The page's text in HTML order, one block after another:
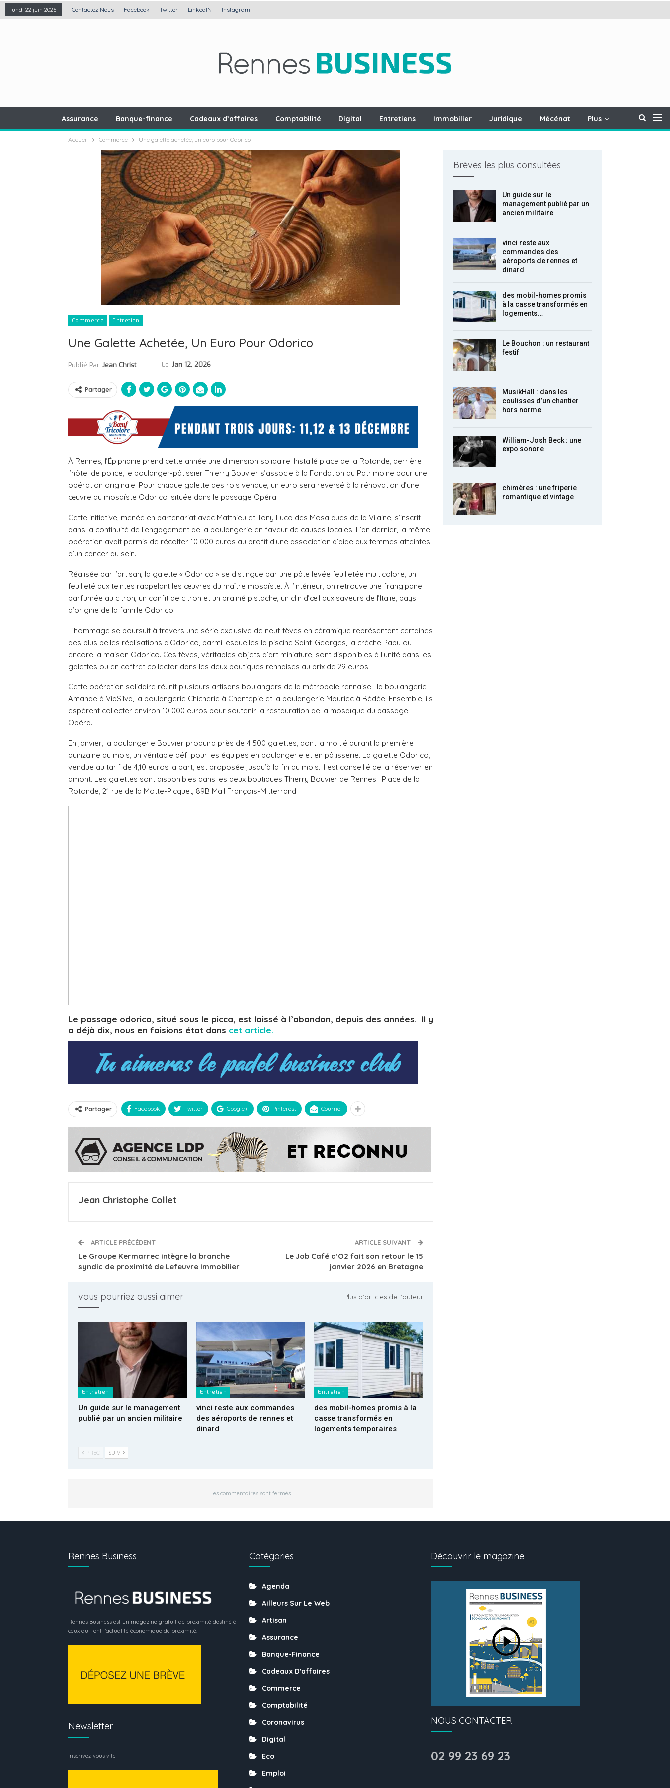
lundi 22 juin 2026 Contactez Nous Facebook Twitter LinkedIN Instagram
Assurance Banque-finance Cadeaux d’affaires Comptabilité Digital Entretiens Immobilier Juridique Mécénat Plus
Accueil Commerce Une galette achetée, un euro pour Odorico
Commerce Entretien
Une Galette Achetée, Un Euro Pour Odorico
Publié Par Jean Christophe Collet Le Jan 12, 2026
Partager
À Rennes, l’Épiphanie prend cette année une dimension solidaire. Installé place de la Rotonde, derrière
l’hôtel de police, le boulanger-pâtissier Thierry Bouvier s’associe à la Fondation du Patrimoine pour une
opération originale. Pour chaque galette des rois vendue, un euro sera reversé à la rénovation d’une
œuvre du mosaïste Odorico, située dans le passage Opéra.
Cette initiative, menée en partenariat avec Matthieu et Tony Luco des Mosaïques de la Vilaine, s’inscrit
dans la continuité de l’engagement de la boulangerie en faveur de causes locales. L’an dernier, la même
opération avait permis de récolter 10 000 euros au profit d’une association d’aide aux femmes atteintes
d’un cancer du sein.
Réalisée par l’artisan, la galette « Odorico » se distingue par une pâte levée feuilletée multicolore, un
feuilleté aux teintes rappelant les œuvres du maître mosaïste. À l’intérieur, on retrouve une frangipane
parfumée au citron, un confit de citron et un praliné pistache, un clin d’œil aux saveurs de l’Italie, pays
d’origine de la famille Odorico.
L’hommage se poursuit à travers une série exclusive de neuf fèves en céramique représentant certaines
des plus belles réalisations d’Odorico, parmi lesquelles la piscine Saint-Georges, la crèche Papu ou
encore la maison Odorico. Ces fèves, véritables objets d’art miniature, sont disponibles à l’unité dans les
galettes ou en coffret collector dans les deux boutiques rennaises au prix de 29 euros.
Cette opération solidaire réunit plusieurs artisans boulangers de la métropole rennaise : la boulangerie
Amande à ViaSilva, la boulangerie Chicherie à Chantepie et la boulangerie Mouriec à Bédée. Ensemble, ils
espèrent collecter environ 10 000 euros pour soutenir la restauration de la mosaïque du passage
Opéra.
En janvier, la boulangerie Bouvier produira près de 4 500 galettes, dont la moitié durant la première
quinzaine du mois, un véritable défi pour les équipes en boulangerie et en pâtisserie. La galette Odorico,
vendue au tarif de 4,10 euros la part, est proposée jusqu’à la fin du mois. Il est conseillé de la réserver en
amont. Les galettes sont disponibles dans les deux boutiques Thierry Bouvier de Rennes : Place de la
Rotonde, 21 rue de la Motte-Picquet, 89B Mail François-Mitterrand.
Le passage odorico, situé sous le picca, est laissé à l’abandon, depuis des années. Il y
a déjà dix, nous en faisions état dans cet article.
Partager Facebook Twitter Google+ Pinterest Courriel
Jean Christophe Collet
ARTICLE PRÉCÉDENT
Le Groupe Kermarrec intègre la branche
syndic de proximité de Lefeuvre Immobilier
ARTICLE SUIVANT
Le Job Café d’O2 fait son retour le 15
janvier 2026 en Bretagne
vous pourriez aussi aimer Plus d'articles de l'auteur
Entretien
Un guide sur le management
publié par un ancien militaire
Entretien
vinci reste aux commandes
des aéroports de rennes et
dinard
Entretien
des mobil-homes promis à la
casse transformés en
logements temporaires
PREC SUIV
Les commentaires sont fermés.
Brèves les plus consultées
Un guide sur le
management publié par un
ancien militaire
vinci reste aux
commandes des
aéroports de rennes et
dinard
des mobil-homes promis
à la casse transformés en
logements…
Le Bouchon : un restaurant
festif
MusikHall : dans les
coulisses d’un chantier
hors norme
William-Josh Beck : une
expo sonore
chimères : une friperie
romantique et vintage
Rennes Business
Rennes Business est un magazine gratuit de proximité destiné à
ceux qui font l’actualité économique de proximité.
Newsletter
Inscrivez-vous vite
Catégories
Agenda
Ailleurs Sur Le Web
Artisan
Assurance
Banque-Finance
Cadeaux D'affaires
Commerce
Comptabilité
Coronavirus
Digital
Eco
Emploi
Découvrir le magazine
NOUS CONTACTER
02 99 23 69 23